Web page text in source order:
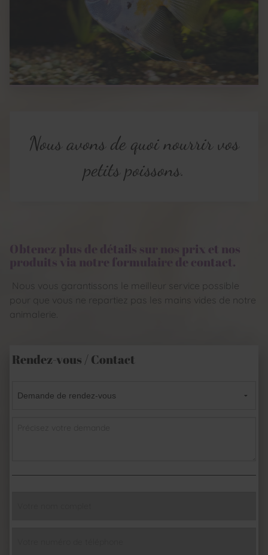
Nous avons de quoi nourrir vos
petits poissons.
Obtenez plus de détails sur nos prix et nos
produits via notre formulaire de contact.
Nous vous garantissons le meilleur service possible
pour que vous ne repartiez pas les mains vides de notre
animalerie.
Rendez-vous / Contact